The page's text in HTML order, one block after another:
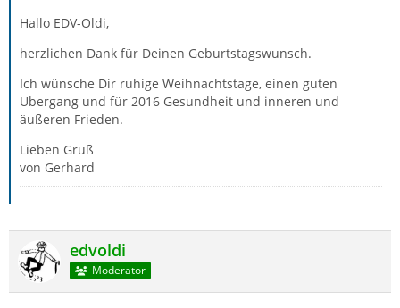
Hallo EDV-Oldi,
herzlichen Dank für Deinen Geburtstagswunsch.
Ich wünsche Dir ruhige Weihnachtstage, einen guten
Übergang und für 2016 Gesundheit und inneren und
äußeren Frieden.
Lieben Gruß
von Gerhard
edvoldi
Moderator